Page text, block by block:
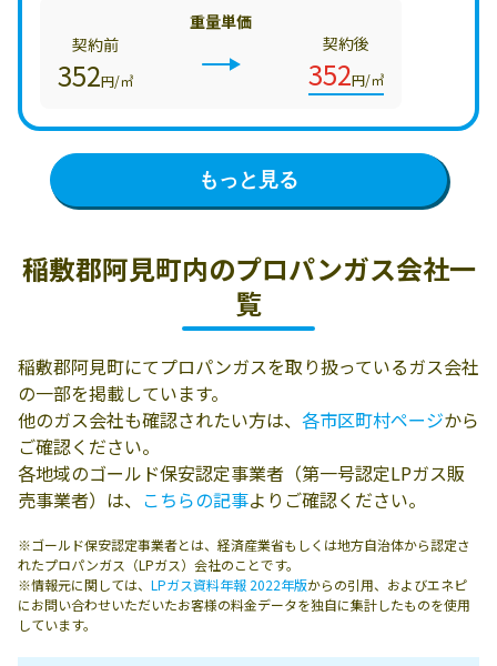
重量単価
契約前
352円/㎥
契約後
352円/㎥
もっと見る
稲敷郡阿見町内のプロパンガス会社一
覧
稲敷郡阿見町にてプロパンガスを取り扱っているガス会社
の一部を掲載しています。
他のガス会社も確認されたい方は、 各市区町村ページから
ご確認ください。
各地域のゴールド保安認定事業者（第一号認定LPガス販
売事業者）は、 こちらの記事よりご確認ください。
※ゴールド保安認定事業者とは、経済産業省もしくは地方自治体から認定さ
れたプロパンガス（LPガス）会社のことです。
※情報元に関しては、 LPガス資料年報 2022年版からの引用、およびエネピ
にお問い合わせいただいたお客様の料金データを独自に集計したものを使用
しています。